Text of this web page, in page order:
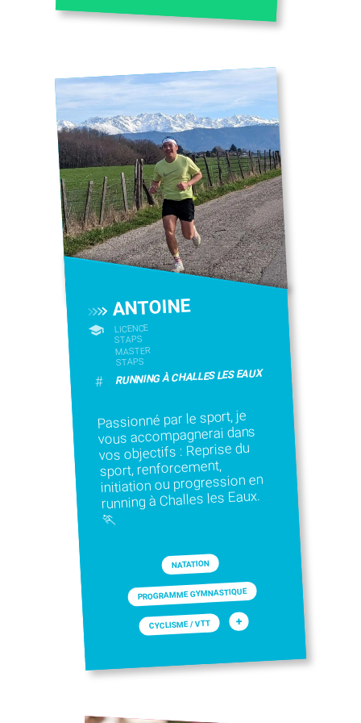
ANTOINE
LICENCE
STAPS
MASTER
STAPS
# RUNNING À CHALLES LES EAUX
Passionné par le sport, je
vous accompagnerai dans
vos objectifs : Reprise du
sport, renforcement,
initiation ou progression en
running à Challes les Eaux.
🏃
NATATION
PROGRAMME GYMNASTIQUE
CYCLISME / VTT +